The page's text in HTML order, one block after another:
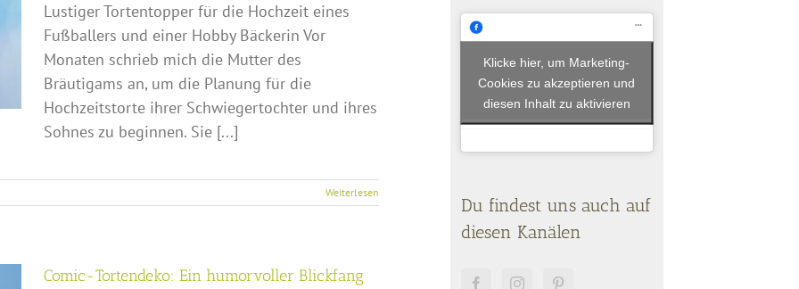
Lustiger Tortentopper für die Hochzeit eines
Fußballers und einer Hobby Bäckerin Vor
Monaten schrieb mich die Mutter des
Bräutigams an, um die Planung für die
Hochzeitstorte ihrer Schwiegertochter und ihres
Sohnes zu beginnen. Sie [...]
Weiterlesen
Comic-Tortendeko: Ein humorvoller Blickfang
Klicke hier, um Marketing-
Cookies zu akzeptieren und
diesen Inhalt zu aktivieren
Du findest uns auch auf
diesen Kanälen